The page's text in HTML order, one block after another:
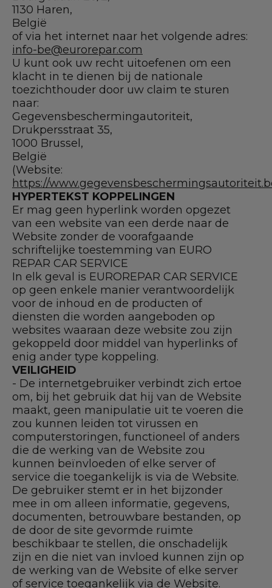
1130 Haren,
België
of via het internet naar het volgende adres:
info-be@eurorepar.com
U kunt ook uw recht uitoefenen om een
klacht in te dienen bij de nationale
toezichthouder door uw claim te sturen
naar:
Gegevensbeschermingautoriteit,
Drukpersstraat 35,
1000 Brussel,
België
(Website:
https://
HYPERTEKST KOPPELINGEN
Er mag geen hyperlink worden opgezet
van een website van een derde naar de
Website zonder de voorafgaande
schriftelijke toestemming van EURO
REPAR CAR SERVICE
In elk geval is EUROREPAR CAR SERVICE
op geen enkele manier verantwoordelijk
voor de inhoud en de producten of
diensten die worden aangeboden op
websites waaraan deze website zou zijn
gekoppeld door middel van hyperlinks of
enig ander type koppeling.
VEILIGHEID
- De internetgebruiker verbindt zich ertoe
om, bij het gebruik dat hij van de Website
maakt, geen manipulatie uit te voeren die
zou kunnen leiden tot virussen en
computerstoringen, functioneel of anders
die de werking van de Website zou
kunnen beïnvloeden of elke server of
service die toegankelijk is via de Website.
De gebruiker stemt er in het bijzonder
mee in om alleen informatie, gegevens,
documenten, betrouwbare bestanden, op
de door de site gevormde ruimte
beschikbaar te stellen, die onschadelijk
zijn en die niet van invloed kunnen zijn op
de werking van de Website of elke server
of service toegankelijk via de Website.